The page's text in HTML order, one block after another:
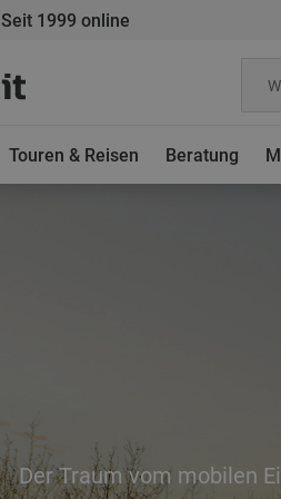
Seit 1999 online
Touren & Reisen Beratung
Der Traum vom mobilen